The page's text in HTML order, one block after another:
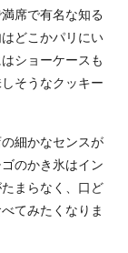
席で有名な知る
どこかパリにい
ショーケースも
そうなクッキー
細かなセンスが
のかき氷はイン
まらなく、口ど
てみたくなりま